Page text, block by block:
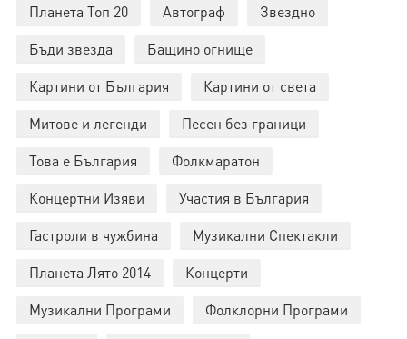
Планета Топ 20
Автограф
Звездно
Бъди звезда
Бащино огнище
Картини от България
Картини от света
Митове и легенди
Песен без граници
Това е България
Фолкмаратон
Концертни Изяви
Участия в България
Гастроли в чужбина
Музикални Спектакли
Планета Лято 2014
Концерти
Музикални Програми
Фолклорни Програми